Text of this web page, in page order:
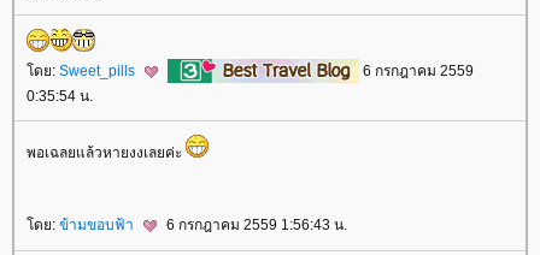
ดย: Sweet_pills
6 กรกฎาคม 2559
0:35:54 น.
พอเฉลยแล้วหายงงเลยค่ะ
ดย: ข้ามขอบฟ้า 6 กรกฎาคม 2559 1:56:43 น.